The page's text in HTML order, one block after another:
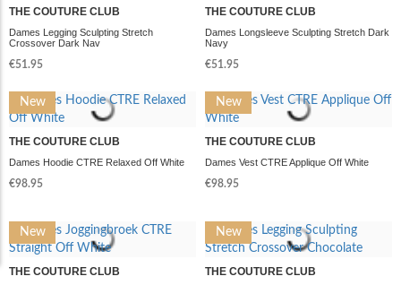
THE COUTURE CLUB
Dames Legging Sculpting Stretch
Crossover Dark Nav
€51.95
THE COUTURE CLUB
Dames Longsleeve Sculpting Stretch Dark
Navy
€51.95
New
THE COUTURE CLUB
Dames Hoodie CTRE Relaxed Off White
€98.95
New
THE COUTURE CLUB
Dames Vest CTRE Applique Off White
€98.95
New
THE COUTURE CLUB
New
THE COUTURE CLUB